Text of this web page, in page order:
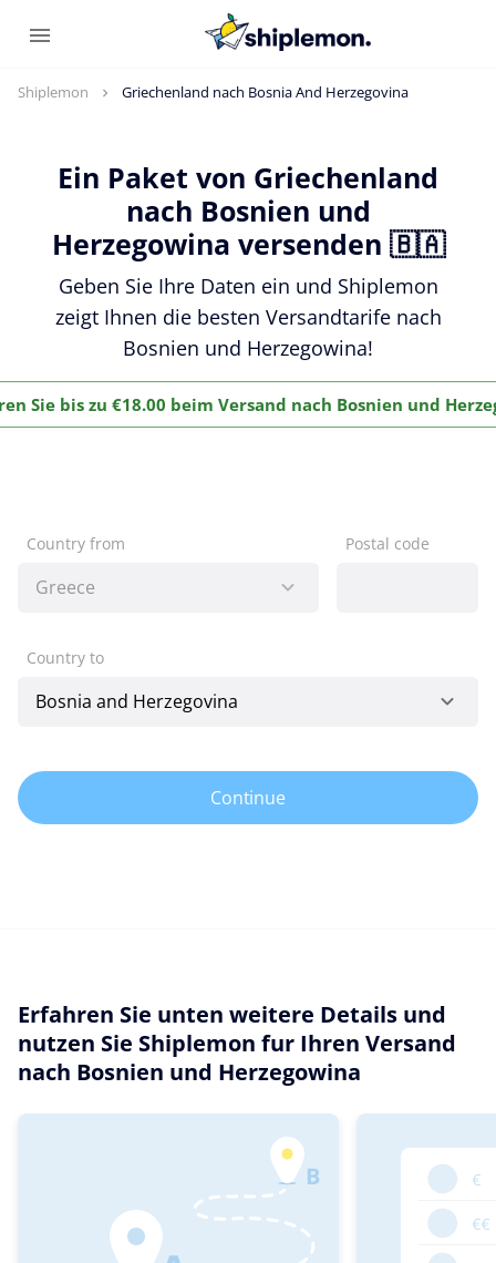
Shiplemon Griechenland nach Bosnia And Herzegovina
Ein Paket von Griechenland
nach Bosnien und
Herzegowina versenden 🇧🇦
Geben Sie Ihre Daten ein und Shiplemon
zeigt Ihnen die besten Versandtarife nach
Bosnien und Herzegowina!
Sie bis zu €18.00 beim Versand nach Bosnien und
Country from Postal code
Country to
Continue
Erfahren Sie unten weitere Details und
nutzen Sie Shiplemon fur Ihren Versand
nach Bosnien und Herzegowina